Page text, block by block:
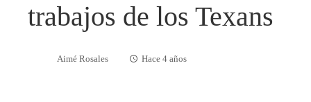
trabajos de los Texans
Aimé Rosales Hace 4 años